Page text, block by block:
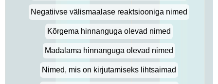
Negatiivse välismaalase reaktsiooniga nimed
Kõrgema hinnanguga olevad nimed
Madalama hinnanguga olevad nimed
Nimed, mis on kirjutamiseks lihtsaimad